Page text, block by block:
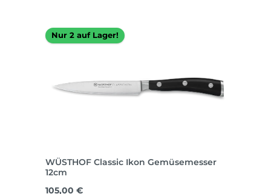
Nur 2 auf Lager!
WÜSTHOF Classic Ikon Gemüsemesser
12cm
Regulärer Preis:
105,00 €